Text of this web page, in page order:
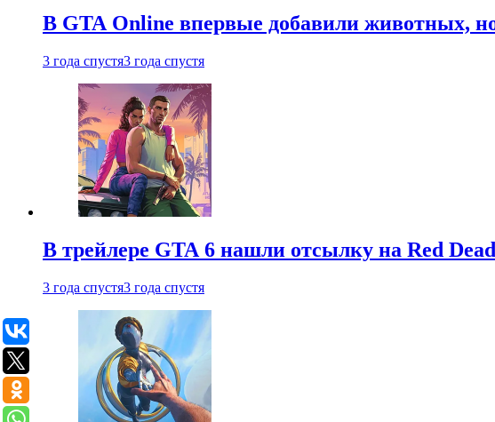
В GTA Online впервые добавили животных,
3 года спустя3 года спустя
В трейлере GTA 6 нашли отсылку на Red
3 года спустя3 года спустя